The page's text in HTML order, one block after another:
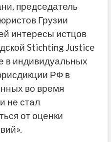
председатель
Грузии
интересы истцов
Stichting Justice
в индивидуальных
РФ в
во время
не стал
от оценки